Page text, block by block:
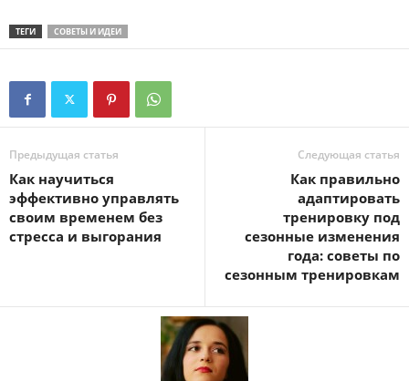
ТЕГИ СОВЕТЫ И ИДЕИ
Предыдущая статья
Как научиться
эффективно управлять
своим временем без
стресса и выгорания
Следующая статья
Как правильно
адаптировать
тренировку под
сезонные изменения
года: советы по
сезонным тренировкам